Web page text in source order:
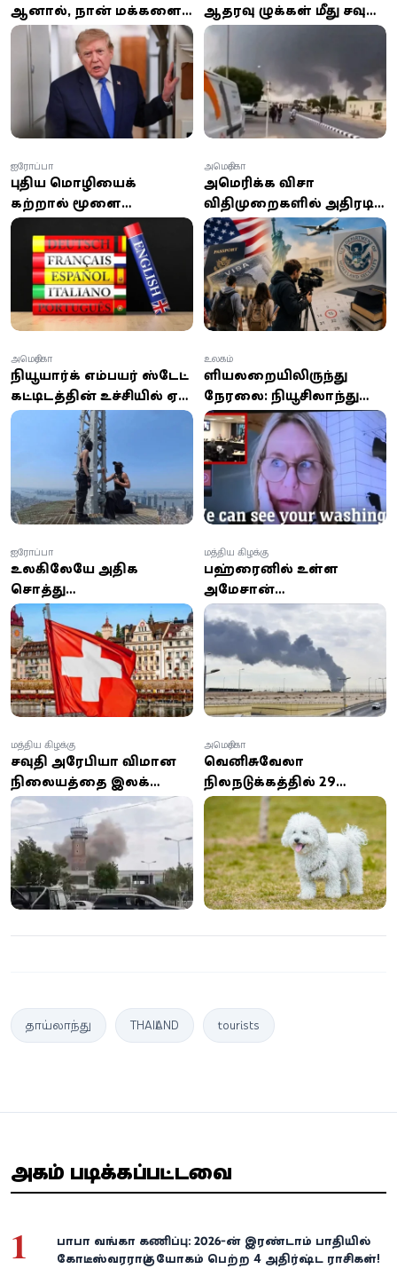
ஆனால், நான் மக்களைக்
கொல்ல விரும்பவில்லை'
– ஈரானுடன்
பேச்சுவார்த்தைக்கு
திரும்பிய டிரம்ப்!
ஆதரவு குழுக்கள் மீது சவுதி
மற்றும் அமெரிக்கா
புதிய மொழியைக்
கற்றால் மூளை
இளமையாகுமா? ஆய்வு
சொல்வது என்ன?
ஐரோப்பா
அமெரிக்க விசா
விதிமுறைகளில் அதிரடி
மாற்றம்: வெளிநாட்டு
மாணவர்கள் மற்றும்
ஊடகவியலாளர்களுக்கு
புதிய கட்டுப்பாடுகள்
அமெரிக்கா
நியூயார்க் எம்பயர் ஸ்டேட்
கட்டிடத்தின் உச்சியில் ஏறி
காதலை சொல்லிய
இளைஞன்!
அமெரிக்கா
குளியலறையிலிருந்து
நேரலை: நியூசிலாந்து
பெண் கவுன்சிலரின்
செயலால் இணையத்தில்
பரபரப்பு!
உலகம்
உலகிலேயே அதிக
சொத்து
வைத்திருப்பவர்கள் யார்?
முதல் இடத்தில் இந்த
நாட்டின் மக்கள்!
ஐரோப்பா
பஹ்ரைனில் உள்ள
அமேசான்
தரவுத்தளத்தின் மீது
ஏவுகணைத் தாக்குதல்:
ஈரானின் இஸ்லாமிய
புரட்சிகர காவல்படை
உரிமை கோரல்
மத்திய கிழக்கு
சவுதி அரேபியா விமான
நிலையத்தை இலக்கு
வைத்து ஏவுகணை
மற்றும் ட்ரோன்
தாக்குதல்கள்!
மத்திய கிழக்கு
வெனிசுவேலா
நிலநடுக்கத்தில் 29
நாட்கள் இடிபாடுகளில்
அதிசயமாக மீட்கப்பட்ட
நாய்!
அமெரிக்கா
தாய்லாந்து THAILAND tourists
அதிகம் படிக்கப்பட்டவை
1
பாபா வங்கா கணிப்பு: 2026-ன் இரண்டாம் பாதியில்
கோடீஸ்வரராகும் யோகம் பெற்ற 4 அதிர்ஷ்ட ராசிகள்!